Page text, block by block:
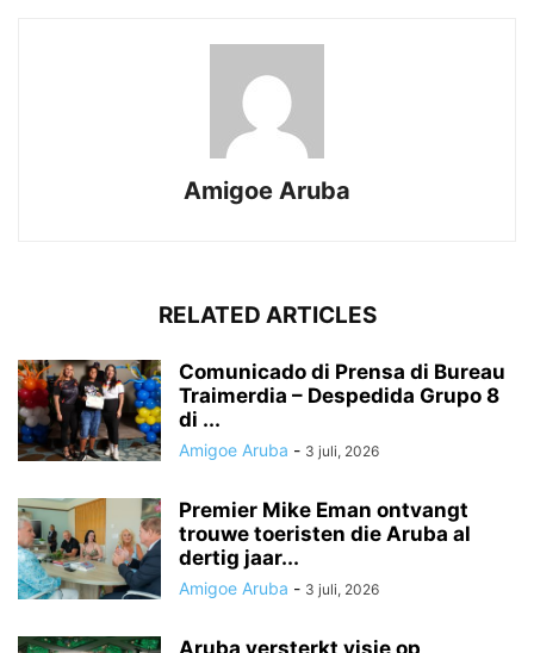
Amigoe Aruba
RELATED ARTICLES
Comunicado di Prensa di Bureau
Traimerdia – Despedida Grupo 8
di ...
Amigoe Aruba - 3 juli, 2026
Premier Mike Eman ontvangt
trouwe toeristen die Aruba al
dertig jaar...
Amigoe Aruba - 3 juli, 2026
Aruba versterkt visie op